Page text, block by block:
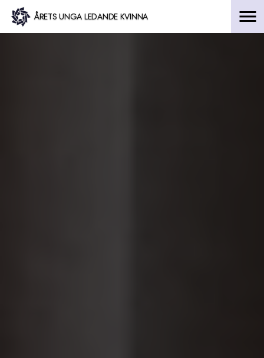
Hoppa
till
ÅRETS UNGA LEDANDE KVINNA